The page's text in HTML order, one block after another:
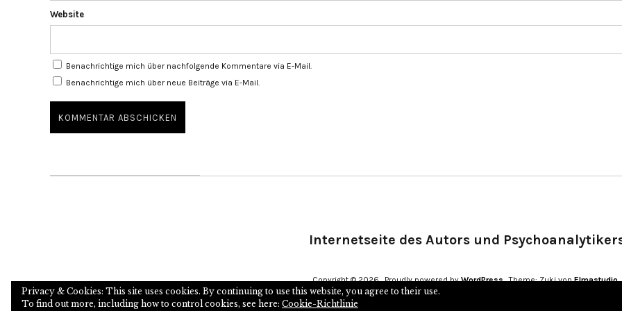
Website
Benachrichtige mich über nachfolgende Kommentare via E-Mail.
Benachrichtige mich über neue Beiträge via E-Mail.
Internetseite des Autors und
Copyright © 2026 Proudly powered byWordPress Theme: Zuki vonElmastudio
Privacy & Cookies: This site uses cookies. By continuing to use this website, you agree to their use.
To find out more, including how to control cookies, see here: Cookie-Richtlinie